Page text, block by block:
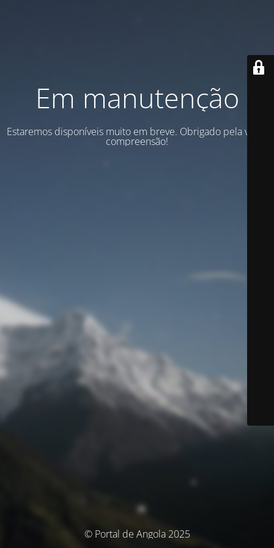
Em manutenção
Estaremos disponíveis muito em breve. Obrigado pela vossa
compreensão!
© Portal de Angola 2025